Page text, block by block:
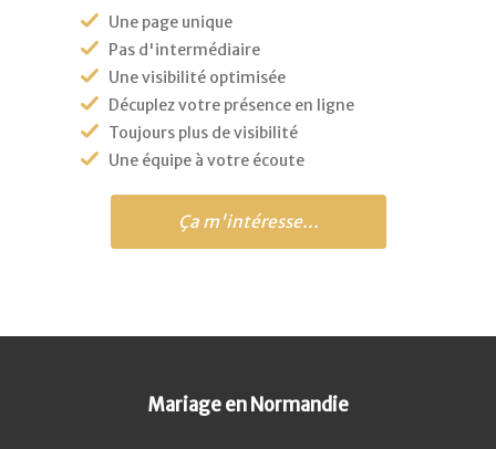
Une page unique
Pas d'intermédiaire
Une visibilité optimisée
Décuplez votre présence en ligne
Toujours plus de visibilité
Une équipe à votre écoute
Ça m'intéresse...
Mariage en Normandie